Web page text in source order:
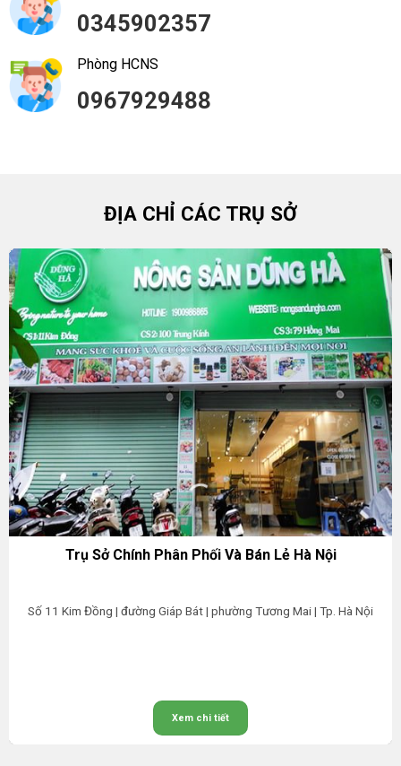
0345902357
Phòng HCNS
0967929488
ĐỊA CHỈ CÁC TRỤ SỞ
Trụ Sở Chính Phân Phối Và Bán Lẻ Hà Nội
Số 11 Kim Đồng | đường Giáp Bát | phường Tương Mai | Tp. Hà Nội
Xem chi tiết